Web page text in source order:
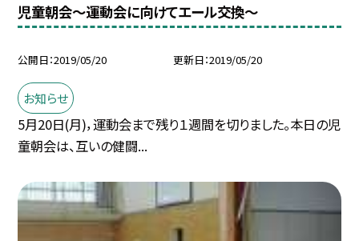
児童朝会〜運動会に向けてエール交換〜
公開日 2019/05/20 更新日 2019/05/20
お知らせ
5月20日(月)，運動会まで残り１週間を切りました。本日の児
童朝会は、互いの健闘...